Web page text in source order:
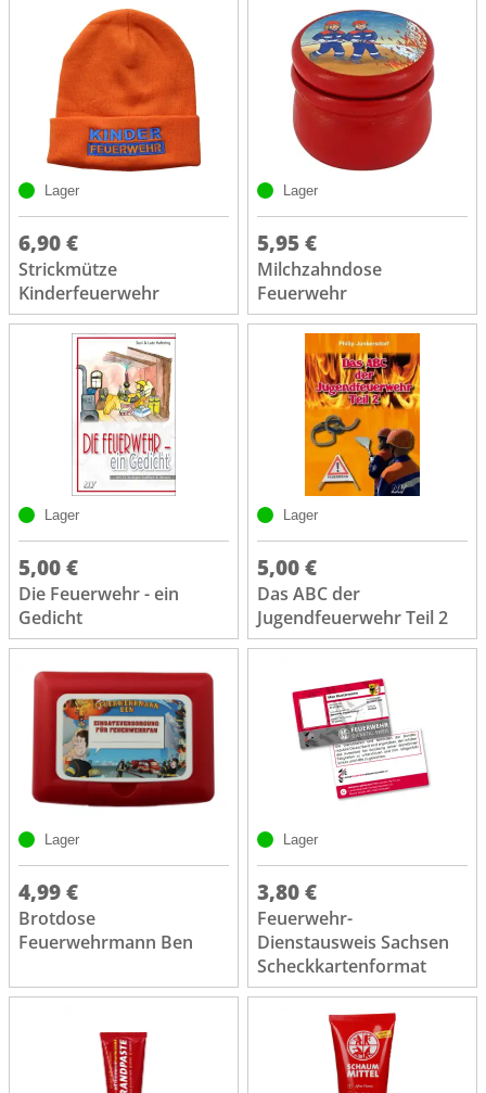
Lager
6,90 €
Strickmütze
Kinderfeuerwehr
Lager
5,95 €
Milchzahndose
Feuerwehr
Lager
5,00 €
Die Feuerwehr - ein
Gedicht
Lager
5,00 €
Das ABC der
Jugendfeuerwehr Teil 2
Lager
4,99 €
Brotdose
Feuerwehrmann Ben
Lager
3,80 €
Feuerwehr-
Dienstausweis Sachsen
Scheckkartenformat